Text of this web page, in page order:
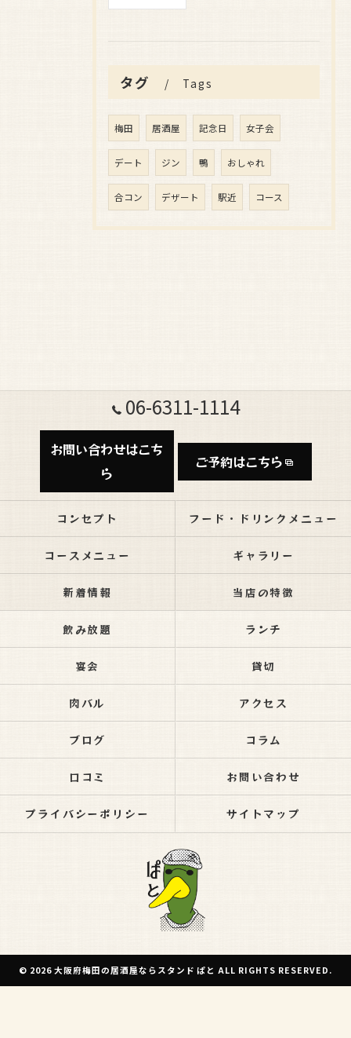
タグ Tags
梅田 居酒屋 記念日 女子会
デート ジン 鴨 おしゃれ
合コン デザート 駅近 コース
06-6311-1114
お問い合わせはこち
ら
ご予約はこちら
コンセプト フード・ドリンクメニュー
コースメニュー ギャラリー
新着情報 当店の特徴
飲み放題 ランチ
宴会 貸切
肉バル アクセス
ブログ コラム
口コミ お問い合わせ
プライバシーポリシー サイトマップ
© 2026 大阪府梅田の居酒屋ならスタンド ぱと ALL RIGHTS RESERVED.